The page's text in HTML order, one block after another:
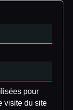
pour
visite du site